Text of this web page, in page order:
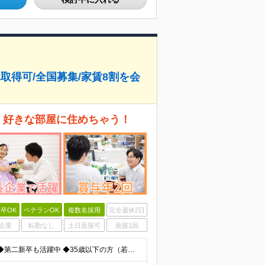
得可/全国募集/家賃8割を会
きな部屋に住めちゃう！
OK ベテランOK 複数名採用 完全週休2日
業 転勤なし 土日面接可 面接1回
◆未経験歓迎！活躍のフィールドは全国！ ◆学歴不問 ◆第二新卒も活躍中 ◆35歳以下の方（若年層の長期キャリア形成を図るため）